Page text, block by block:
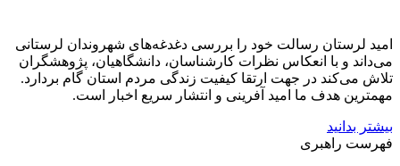
امید لرستان رسالت خود را بررسی دغدغه‌های شهروندان لرستانی
می‌داند و با انعکاس نظرات کارشناسان، دانشگاهیان، پژوهشگران
تلاش می‌کند در جهت ارتقا کیفیت زندگی مردم استان گام بردارد.
مهمترین هدف ما امید آفرینی و انتشار سریع اخبار است.
بیشتر بدانید
فهرست راهبری